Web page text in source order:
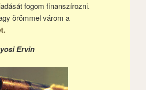
fogom finanszírozni.
örömmel várom a
Ervin